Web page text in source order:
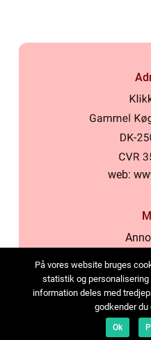
web:
På vores website bruges
statistik og personalisering
information deles med
godkender
Ok